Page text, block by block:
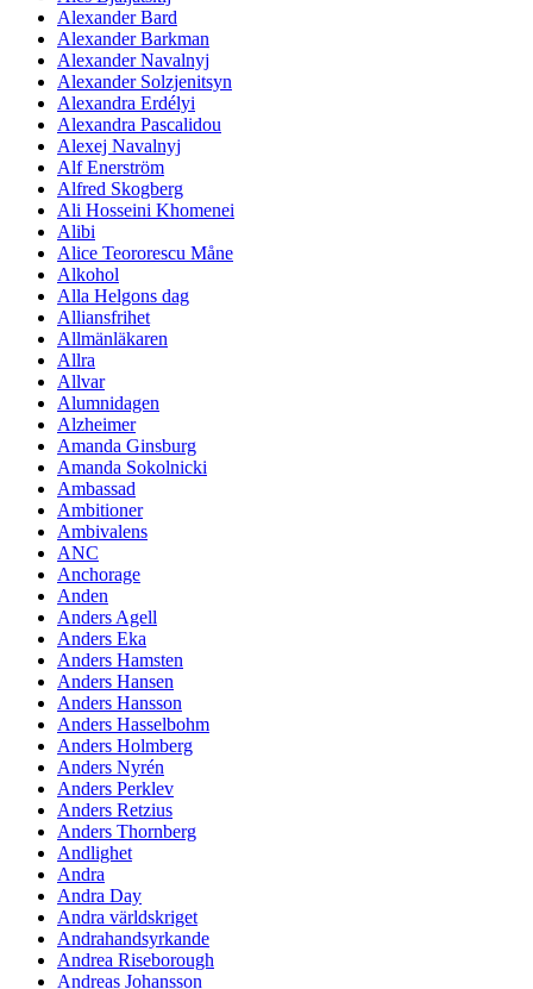
Alexander Bard
Alexander Barkman
Alexander Navalnyj
Alexander Solzjenitsyn
Alexandra Erdélyi
Alexandra Pascalidou
Alexej Navalnyj
Alf Enerström
Alfred Skogberg
Ali Hosseini Khomenei
Alibi
Alice Teororescu Måne
Alkohol
Alla Helgons dag
Alliansfrihet
Allmänläkaren
Allra
Allvar
Alumnidagen
Alzheimer
Amanda Ginsburg
Amanda Sokolnicki
Ambassad
Ambitioner
Ambivalens
ANC
Anchorage
Anden
Anders Agell
Anders Eka
Anders Hamsten
Anders Hansen
Anders Hansson
Anders Hasselbohm
Anders Holmberg
Anders Nyrén
Anders Perklev
Anders Retzius
Anders Thornberg
Andlighet
Andra
Andra Day
Andra världskriget
Andrahandsyrkande
Andrea Riseborough
Andreas Johansson